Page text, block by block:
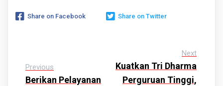
Share on Facebook Share on Twitter
Previous
Berikan Pelayanan
Next
Kuatkan Tri Dharma
Perguruan Tinggi,